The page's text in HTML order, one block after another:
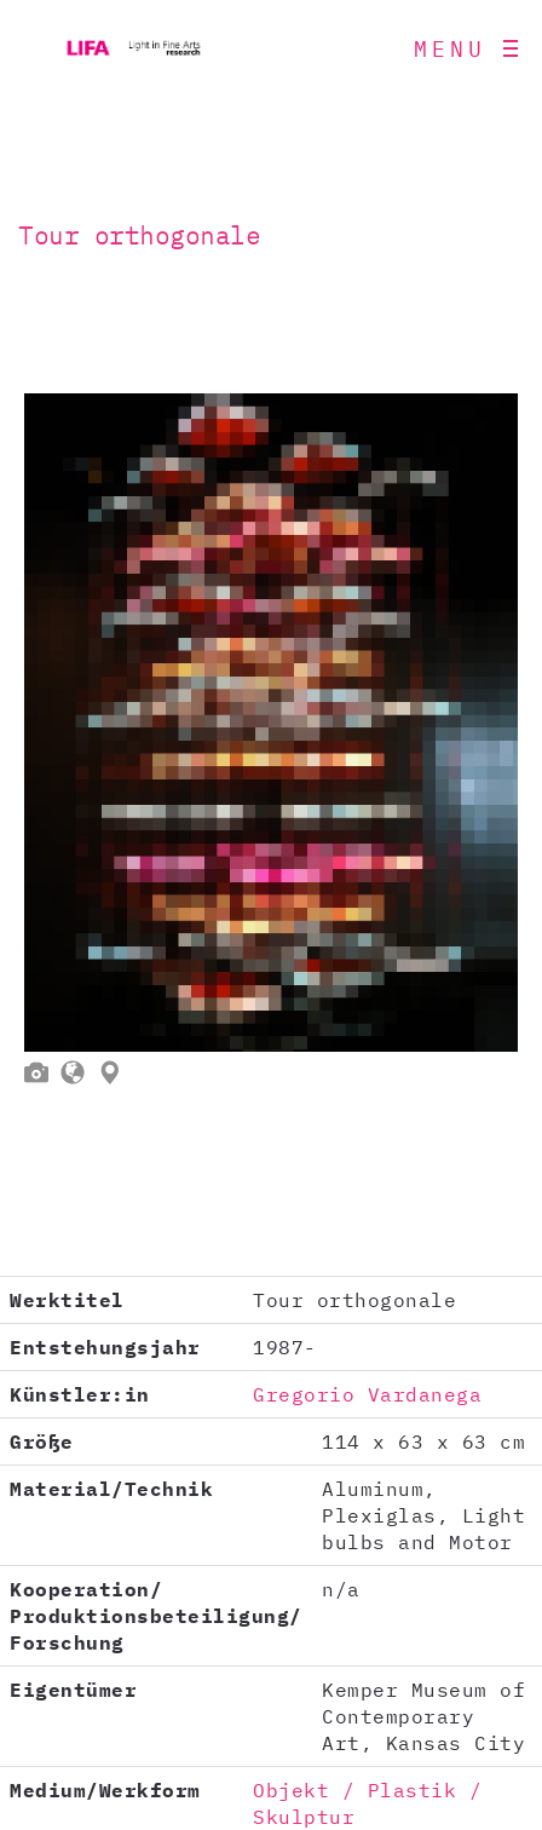
MENU
Tour orthogonale
  
Werktitel
Tour orthogonale
Entstehungsjahr
1987-
Künstler:in
Gregorio Vardanega
Größe
114 x 63 x 63 cm
Material/Technik
Aluminum,
Plexiglas, Light
bulbs and Motor
Kooperation/
Produktionsbeteiligung/
Forschung
n/a
Eigentümer
Kemper Museum of
Contemporary
Art, Kansas City
Medium/Werkform
Objekt / Plastik /
Skulptur